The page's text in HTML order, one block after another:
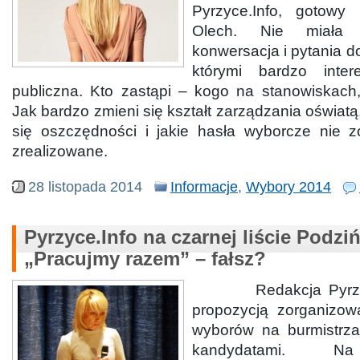
Pyrzyce.Info,
Olech. Nie miała
konwersacja i pytania
którymi bardzo
publiczna. Kto zastąpi – kogo na
Jak bardzo zmieni się kształt zarządzania
się oszczędności i jakie hasła wyborcze nie
zrealizowane.
28 listopada 2014 Informacje, Wybory 2014
Pyrzyce.Info na czarnej liście
„Pracujmy razem” – fałsz?
Redakcja
propozycją
wyborów na
kandydatami.